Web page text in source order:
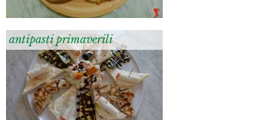
antipasti primaverili